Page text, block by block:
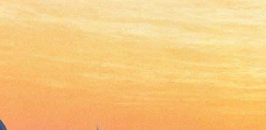
Фильм со Шнуровым выбил
«Довлатова» из лидеров
проката
Версия для печати